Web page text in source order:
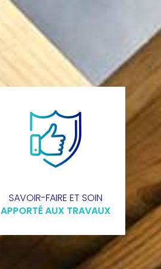
SAVOIR-FAIRE ET SOIN
APPORTÉ AUX TRAVAUX